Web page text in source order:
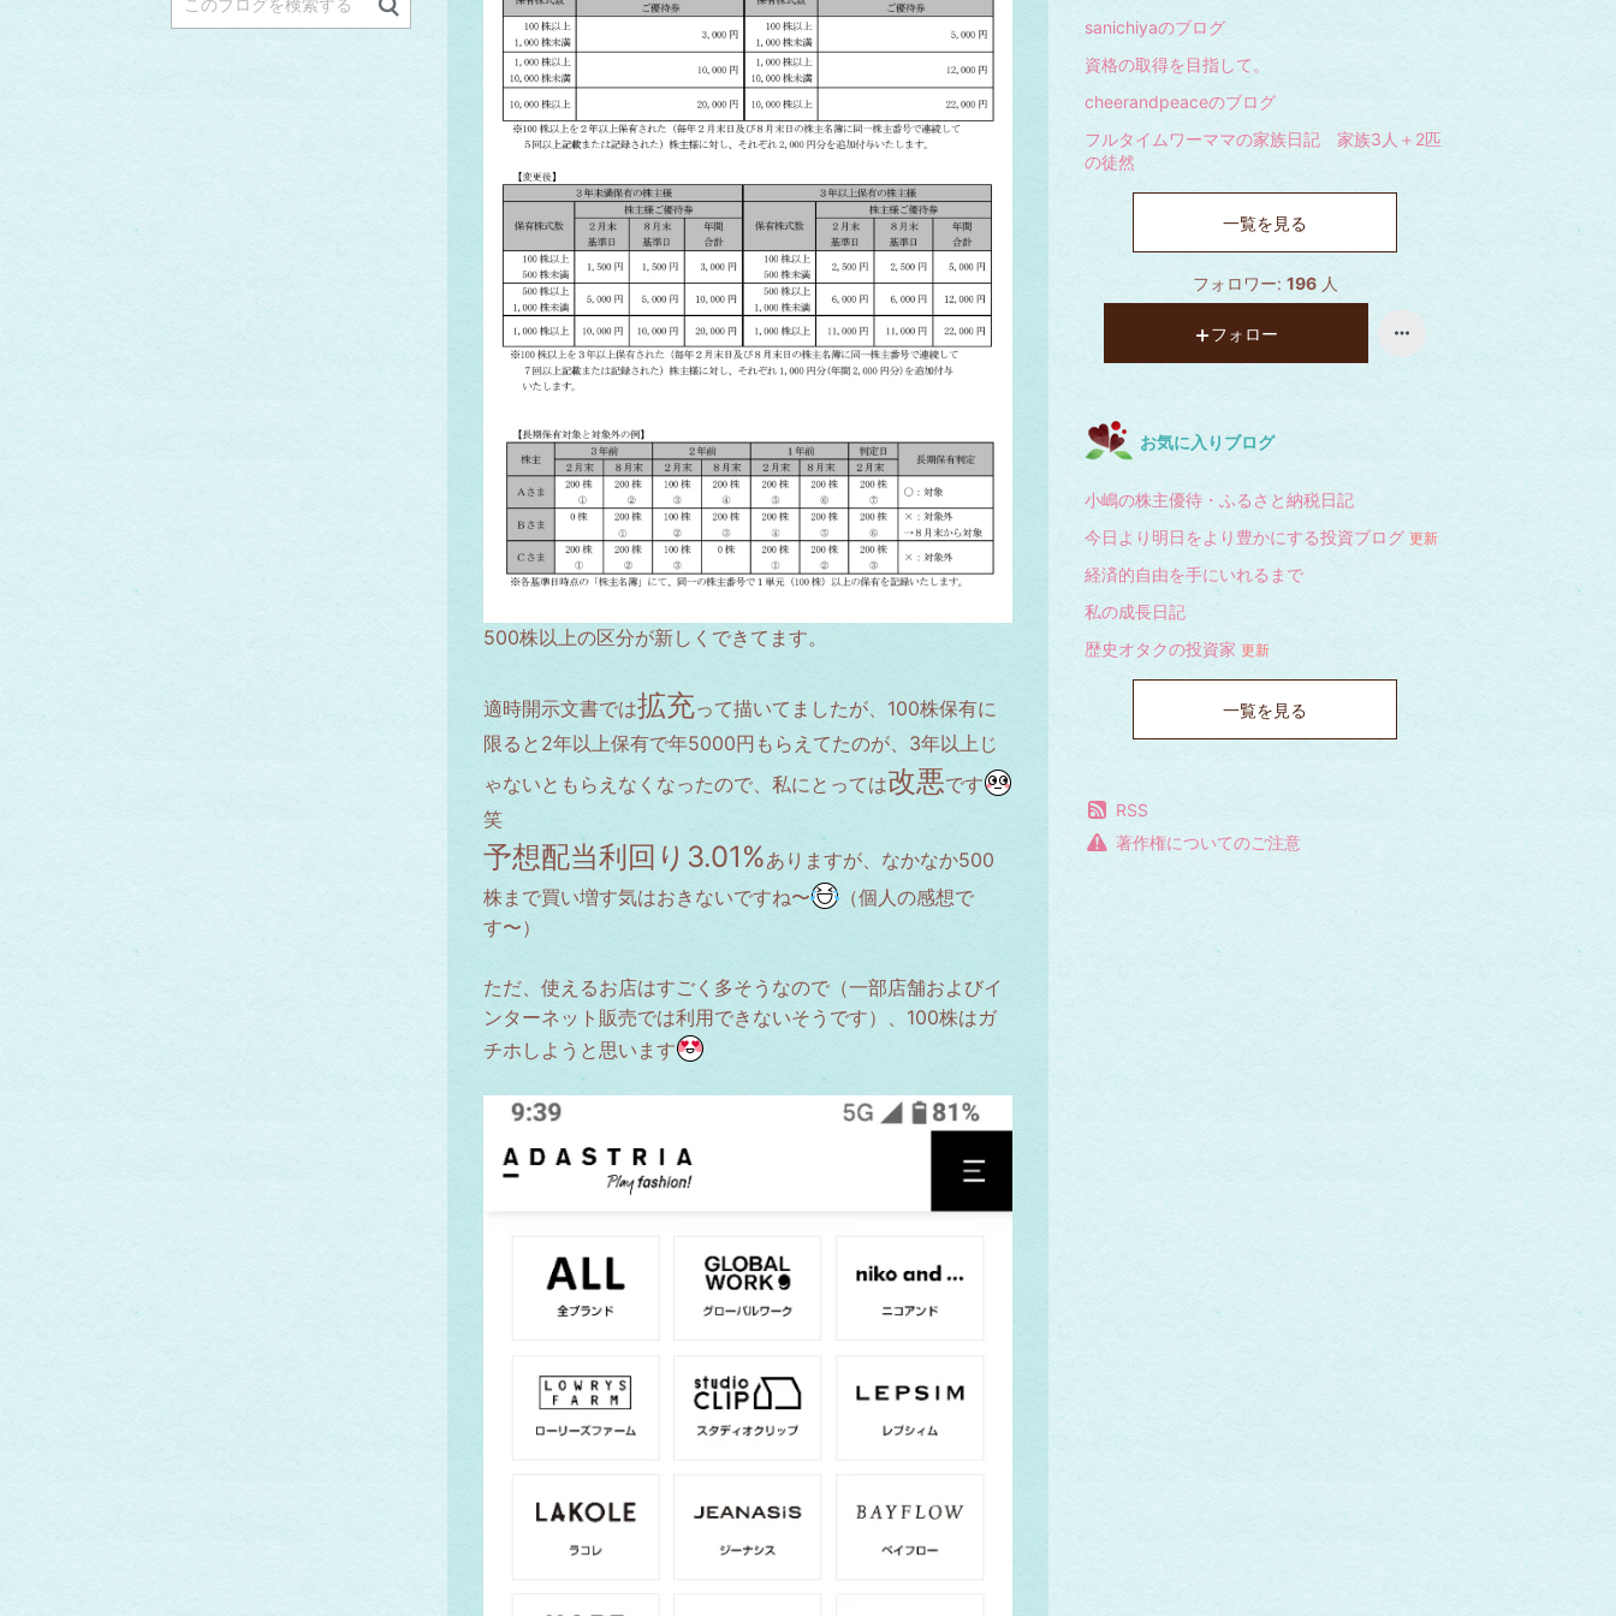
500株以上の区分が新しくできてます。
適時開示文書では拡充って描いてましたが、100株保有に
限ると2年以上保有で年5000円もらえてたのが、3年以上じ
ゃないともらえなくなったので、私にとっては改悪です
笑
予想配当利回り3.01%ありますが、なかなか500
株まで買い増す気はおきないですね〜
（個人の感想で
す〜）
ただ、使えるお店はすごく多そうなので（一部店舗およびイ
ンターネット販売では利用できないそうです）、100株はガ
チホしようと思います
sanichiyaのブログ
資格の取得を目指して。
cheerandpeaceのブログ
フルタイムワーママの家族日記 家族3人＋2匹
の徒然
一覧を見る
フォロワー: 196 人
フォロー
お気に入りブログ
小嶋の株主優待・ふるさと納税日記
今日より明日をより豊かにする投資ブログ 更新
経済的自由を手にいれるまで
私の成長日記
歴史オタクの投資家 更新
一覧を見る
RSS
著作権についてのご注意